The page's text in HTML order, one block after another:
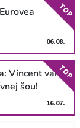
06.08.
TOP
Vincent van
šou!
16.07.
TOP